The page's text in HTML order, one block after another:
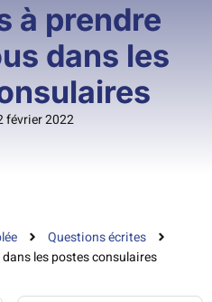
à prendre
dans les
février 2022
Questions écrites
les postes consulaires